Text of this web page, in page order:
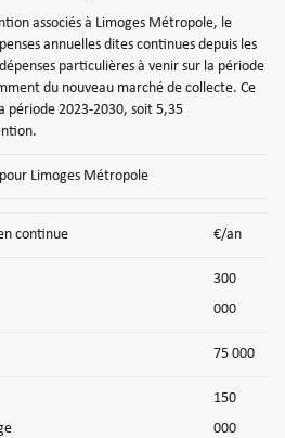
associés à Limoges Métropole, le
annuelles dites continues depuis les
particulières à venir sur la période
du nouveau marché de collecte. Ce
période 2023-2030, soit 5,35
Limoges Métropole
continue €/an
300
000
75 000
150
000